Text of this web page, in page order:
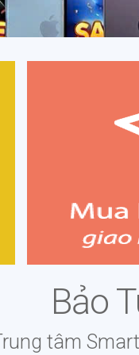
Mua hàng
Xem giá, chi
thoại để xác
Bảo
tâm